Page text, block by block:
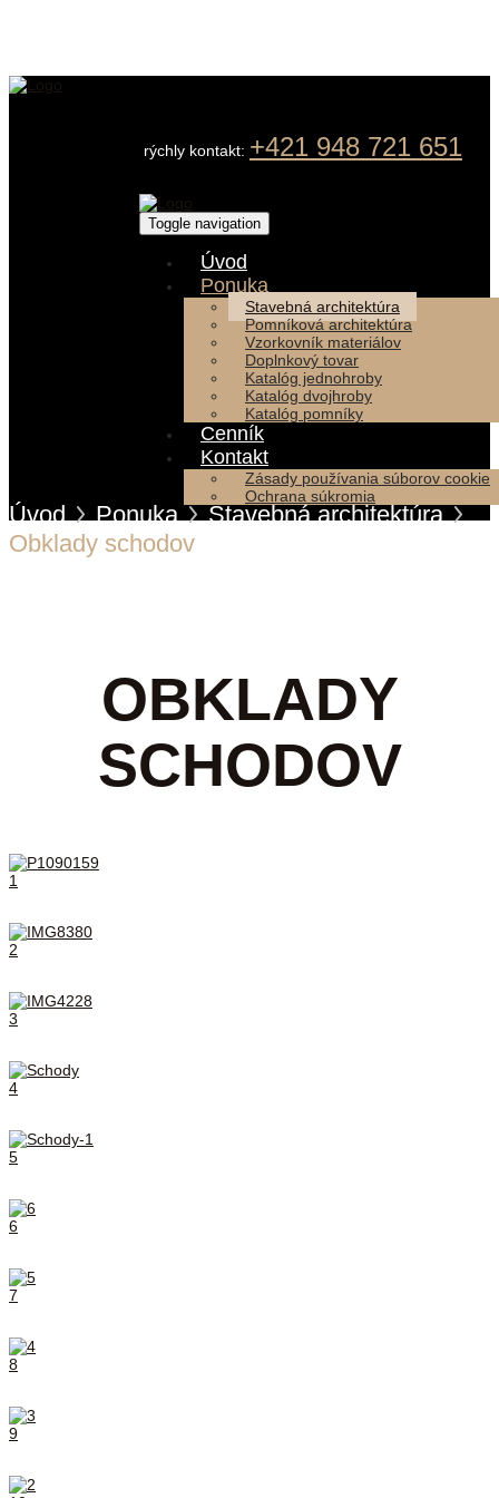
rýchly kontakt: +421 948 721 651
Toggle navigation
Úvod
Ponuka
Stavebná architektúra
Pomníková architektúra
Vzorkovník materiálov
Doplnkový tovar
Katalóg jednohroby
Katalóg dvojhroby
Katalóg pomníky
Cenník
Kontakt
Zásady používania súborov cookie
Ochrana súkromia
Úvod Ponuka
Stavebná architektúra
Obklady schodov
OBKLADY
SCHODOV
1
2
3
4
5
6
7
8
9